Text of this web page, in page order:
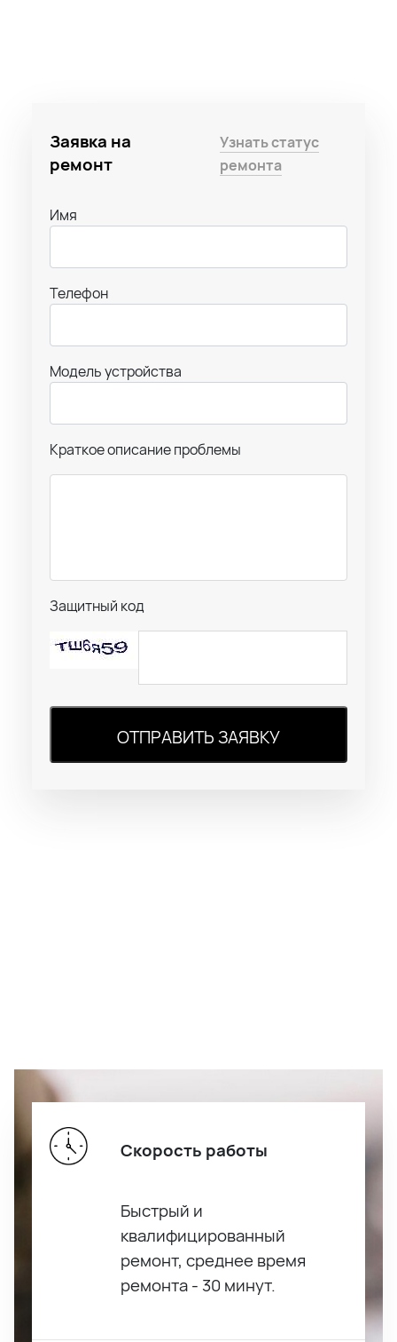
Заявка на
ремонт
Узнать статус
ремонта
Имя
Телефон
Модель устройства
Краткое описание проблемы
Защитный код
ОТПРАВИТЬ ЗАЯВКУ
Скорость работы
Быстрый и
квалифицированный
ремонт, среднее время
ремонта - 30 минут.